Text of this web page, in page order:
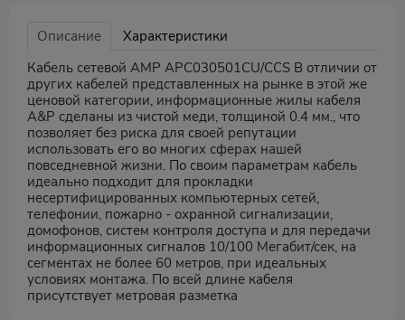
Описание
Характеристики
Кабель сетевой AMP APC030501CU/CCS В отличии от
других кабелей представленных на рынке в этой же
ценовой категории, информационные жилы кабеля
A&P сделаны из чистой меди, толщиной 0.4 мм., что
позволяет без риска для своей репутации
использовать его во многих сферах нашей
повседневной жизни. По своим параметрам кабель
идеально подходит для прокладки
несертифицированных компьютерных сетей,
телефонии, пожарно - охранной сигнализации,
домофонов, систем контроля доступа и для передачи
информационных сигналов 10/100 Мегабит/сек, на
сегментах не более 60 метров, при идеальных
условиях монтажа. По всей длине кабеля
присутствует метровая разметка